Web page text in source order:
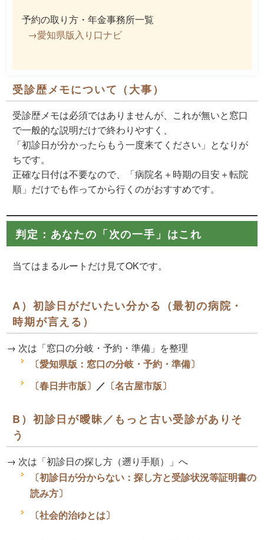
予約の取り方・年金事務所一覧
→愛知県版入り口ナビ
受診歴メモについて（大事）
受診歴メモは必須ではありませんが、これが無いと窓口
で一般的な説明だけで終わりやすく 、
「初診日が分かったらもう一度来てください」となりが
ちです。
正確な日付は不要なので、「病院名＋時期の目安＋転院
順」だけでも作ってから行くのがおすすめです。
判定：あなたの「次の一手」はこれ
当てはまるルートだけ見てOKです。
A）初診日がだいたい分かる（最初の病院・
時期が言える）
→ 次は「窓口の分岐・予約・準備」を整理
〔愛知県版：窓口の分岐・予約・準備〕
〔春日井市版〕 ／ 〔名古屋市版〕
B）初診日が曖昧／もっと古い受診がありそ
う
→ 次は「初診日の探し方（遡り手順）」へ
〔初診日が分からない：探し方と受診状況等証明書の
読み方〕
〔社会的治ゆとは〕